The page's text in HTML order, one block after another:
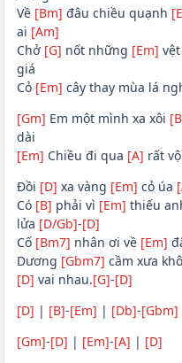
Về [Bm] đâu chiều quạnh
ai [Am]
Chở [G] nốt những [Em]
giá
Cỏ [Em] cây thay mùa lá
[Gm] Em một mình xa xôi
dài
[Em] Chiều đi qua [A] rất
Đồi [D] xa vàng [Em] cỏ úa
Có [B] phải vì [Em] thiếu
lửa [D/Gb]-[D]
Cố [Bm7] nhân ơi về [Em]
Dương [Gbm7] cầm xưa
[D] vai nhau.[G]-[D]
[D] | [B]-[Em] | [Db]-[Gbm]
[Gm]-[D] | [Em]-[A] | [D]